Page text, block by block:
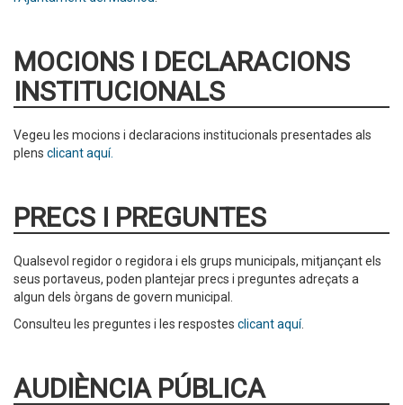
MOCIONS I DECLARACIONS
INSTITUCIONALS
Vegeu les mocions i declaracions institucionals presentades als
plens clicant aquí.
PRECS I PREGUNTES
Qualsevol regidor o regidora i els grups municipals, mitjançant els
seus portaveus, poden plantejar precs i preguntes adreçats a
algun dels òrgans de govern municipal.
Consulteu les preguntes i les respostes clicant aquí.
AUDIÈNCIA PÚBLICA